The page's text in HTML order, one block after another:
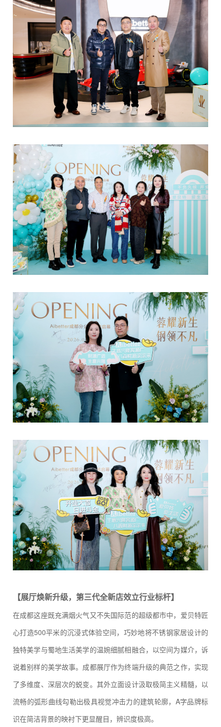
【展厅焕新升级，第三代全新店效立行业标杆】
在成都这座既充满烟火气又不失国际范的超级都市中，爱贝特匠
心打造500平米的沉浸式体验空间，巧妙地将不锈钢家居设计的
独特美学与蜀地生活美学的温婉细腻相融合，以空间为媒介，诉
说着别样的美学故事。成都展厅作为终端升级的典范之作，实现
了多维度、深层次的蜕变。其外立面设计汲取极简主义精髓，以
流畅的弧形曲线勾勒出极具视觉冲击力的建筑轮廓，A字品牌标
识在简洁背景的映衬下更显醒目，辨识度极高。